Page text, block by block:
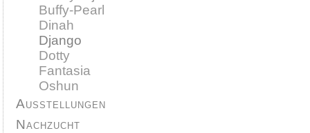
Buffy-Pearl
Dinah
Django
Dotty
Fantasia
Oshun
Ausstellungen
Nachzucht